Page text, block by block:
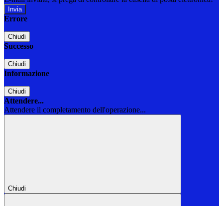
Errore
Chiudi
Successo
Chiudi
Informazione
Chiudi
Attendere...
Attendere il completamento dell'operazione...
Chiudi